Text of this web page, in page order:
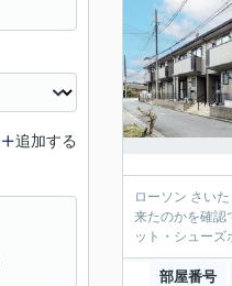
ローソン さい
来たのかを確認
ット・シュー
部屋番号
追加する